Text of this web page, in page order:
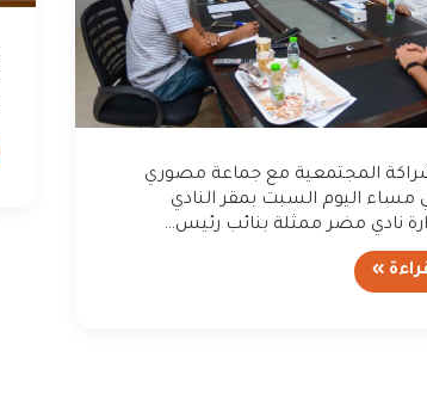
المجتمعية مع جماعة مصوري
اليوم السبت بمقر النادي
نادي مضر ممثلة بنائب رئيس…
»